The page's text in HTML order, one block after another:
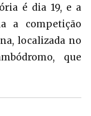
é dia 19, e a
a competição
localizada no
que